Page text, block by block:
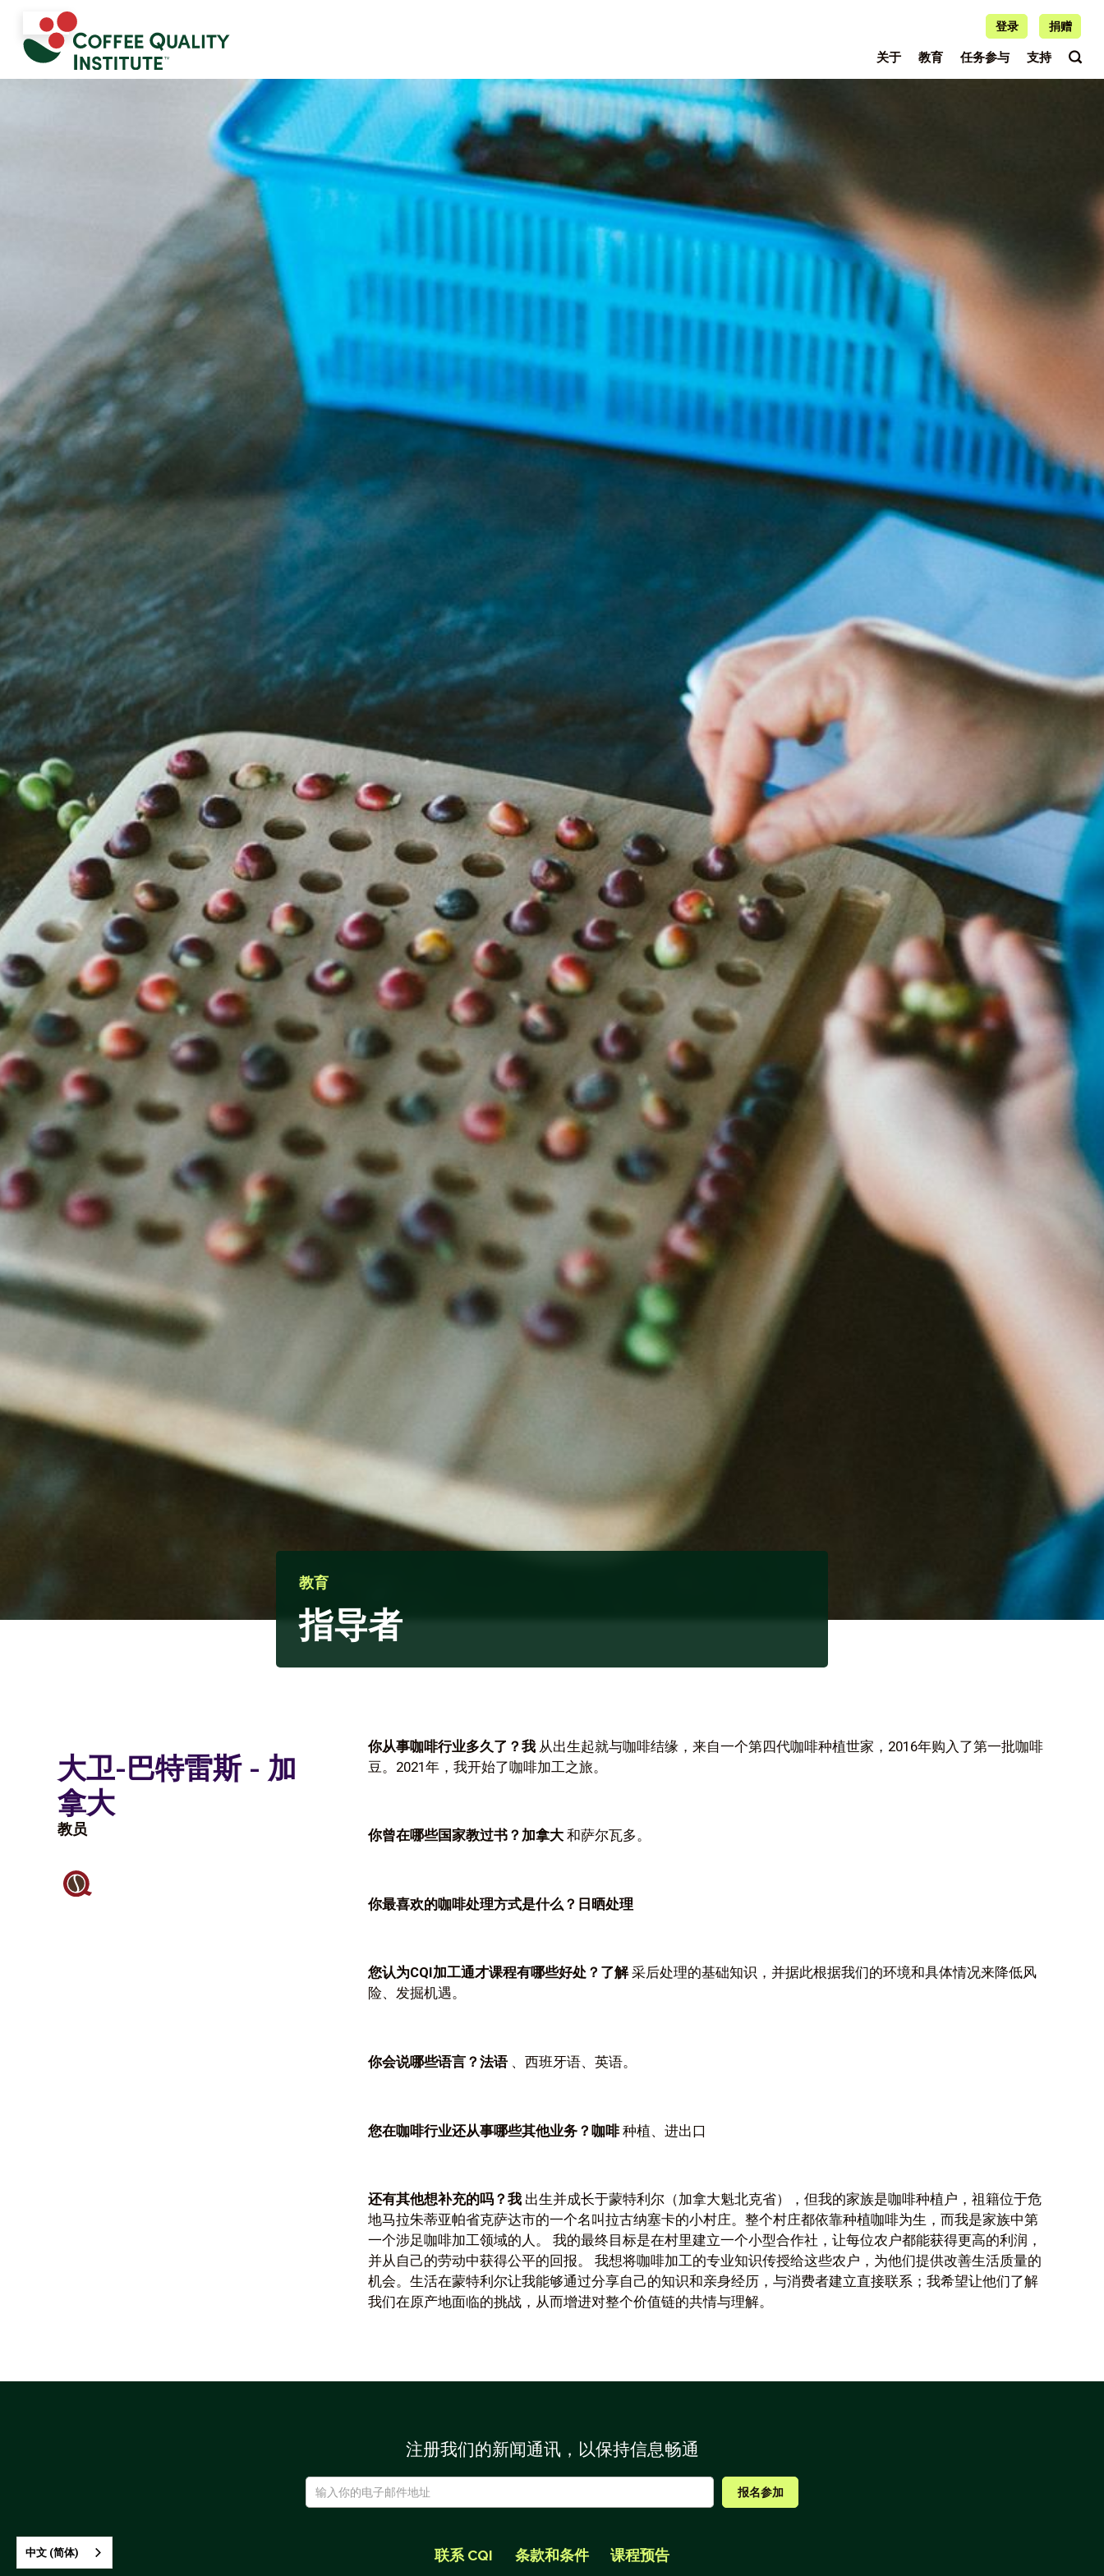
登录 捐赠
关于 教育 任务参与 支持 
教育
指导者
大卫-巴特雷斯 - 加
拿大
教员
你从事咖啡行业多久了？我 从出生起就与咖啡结缘，来自一个第四代咖啡种植世家，2016年购入了第一批咖啡
豆。2021年，我开始了咖啡加工之旅。
‍你曾在哪些国家教过书？加拿大 和萨尔瓦多。
你最喜欢的咖啡处理方式是什么？日晒处理
您认为CQI加工通才课程有哪些好处？了解采后处理的基础知识，并据此根据我们的环境和具体情况来降低风
险、发掘机遇。
你会说哪些语言？法语 、西班牙语、英语。
您在咖啡行业还从事哪些其他业务？咖啡种植、进出口
还有其他想补充的吗？我 出生并成长于蒙特利尔（加拿大魁北克省），但我的家族是咖啡种植户，祖籍位于危
地马拉朱蒂亚帕省克萨达市的一个名叫拉古纳塞卡的小村庄。整个村庄都依靠种植咖啡为生，而我是家族中第
一个涉足咖啡加工领域的人。 我的最终目标是在村里建立一个小型合作社，让每位农户都能获得更高的利润，
并从自己的劳动中获得公平的回报。 我想将咖啡加工的专业知识传授给这些农户，为他们提供改善生活质量的
机会。生活在蒙特利尔让我能够通过分享自己的知识和亲身经历，与消费者建立直接联系；我希望让他们了解
我们在原产地面临的挑战，从而增进对整个价值链的共情与理解。
注册我们的新闻通讯，以保持信息畅通
联系 CQI 条款和条件 课程预告
中文 (简体)